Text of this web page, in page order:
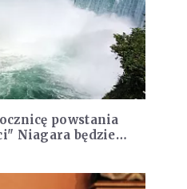
powstania
Niagara będzie
na biało-czerwono